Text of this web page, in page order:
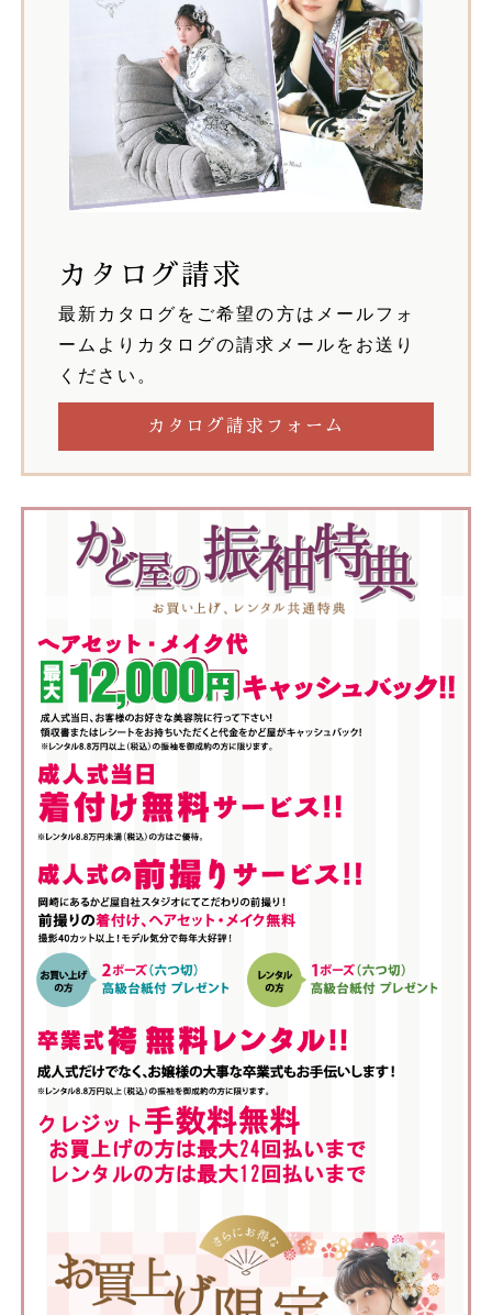
カタログ請求
最新カタログをご希望の方はメールフォ
ームよりカタログの請求メールをお送り
ください。
カタログ請求フォーム